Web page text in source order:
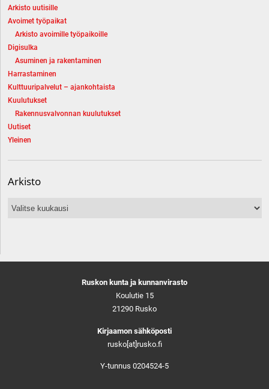
Arkisto uutisille
Avoimet työpaikat
Arkisto avoimille työpaikoille
Digisulka
Asuminen ja rakentaminen
Harrastaminen
Kulttuuripalvelut – ajankohtaista
Kuulutukset
Rakennusvalvonnan kuulutukset
Uutiset
Yleinen
Arkisto
Arkisto
Ruskon kunta ja kunnanvirasto
Koulutie 15
21290 Rusko
Kirjaamon sähköposti
rusko[at]rusko.fi
Y-tunnus 0204524-5